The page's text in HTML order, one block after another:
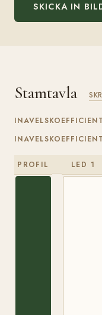
SKICKA IN
Stamtavla
PROFIL LED 1